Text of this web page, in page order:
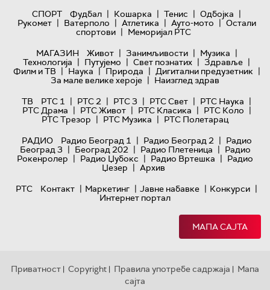
СПОРТ
Фудбал | Кошарка | Тенис | Одбојка |
Рукомет | Ватерполо | Атлетика | Ауто-мото | Остали
спортови | Меморијал РТС
МАГАЗИН
Живот | Занимљивости | Музика |
Технологијa | Путујемо | Свет познатих | Здравље |
Филм и ТВ | Наука | Природа | Дигитални предузетник |
За мале велике хероје | Наизглед здрав
ТВ
РТС 1 | РТС 2 | РТС 3 | РТС Свет | РТС Наука |
РТС Драма | РТС Живот | РТС Класика | РТС Коло |
РТС Трезор | РТС Музика | РТС Полетарац
РАДИО
Радио Београд 1 | Радио Београд 2 | Радио
Београд 3 | Београд 202 | Радио Плетеница | Радио
Рокенролер | Радио Џубокс | Радио Вртешка | Радио
Џезер | Архив
РТС
Контакт | Маркетинг | Јавне набавке | Конкурси |
Интернет портал
МАПА САЈТА
Приватност | Copyright | Правила употребе садржаја | Мапа
сајта